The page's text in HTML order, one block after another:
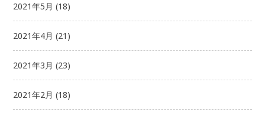
2021年5月 (18)
2021年4月 (21)
2021年3月 (23)
2021年2月 (18)